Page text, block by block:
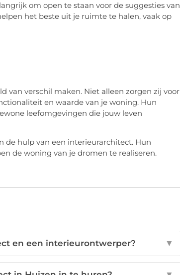
om open te staan voor de suggesties van
het beste uit je ruimte te halen, vaak op
van verschil maken. Niet alleen zorgen zij voor
en waarde van je woning. Hun
leefomgevingen die jouw leven
de hulp van een interieurarchitect. Hun
de woning van je dromen te realiseren.
en een interieurontwerper? ▼